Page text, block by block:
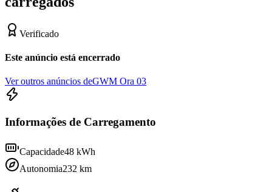
Verificado
Este anúncio está encerrado
Ver outros anúncios deGWM Ora 03
Informações de Carregamento
Capacidade48 kWh
Autonomia232 km